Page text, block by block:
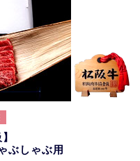
ぶしゃぶ用